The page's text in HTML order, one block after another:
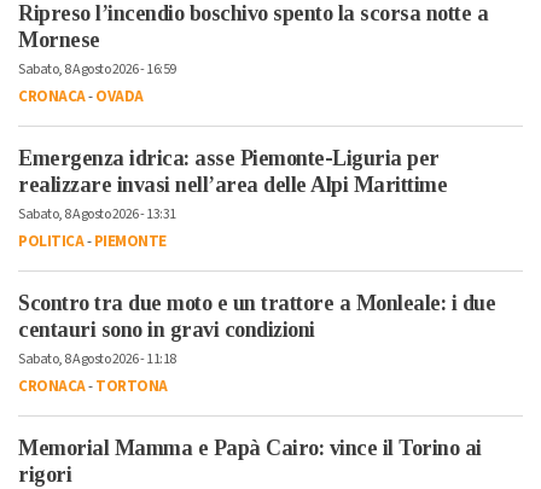
Ripreso l’incendio boschivo spento la scorsa notte a
Mornese
Sabato, 8 Agosto 2026 - 16:59
CRONACA-OVADA
Emergenza idrica: asse Piemonte-Liguria per
realizzare invasi nell’area delle Alpi Marittime
Sabato, 8 Agosto 2026 - 13:31
POLITICA-PIEMONTE
Scontro tra due moto e un trattore a Monleale: i due
centauri sono in gravi condizioni
Sabato, 8 Agosto 2026 - 11:18
CRONACA-TORTONA
Memorial Mamma e Papà Cairo: vince il Torino ai
rigori